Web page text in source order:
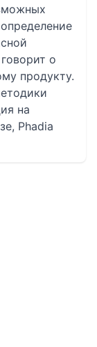
о
продукту.
на
Phadia